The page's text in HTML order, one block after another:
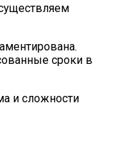
сроки в
и сложности